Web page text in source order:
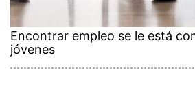
Encontrar empleo se le está
jóvenes